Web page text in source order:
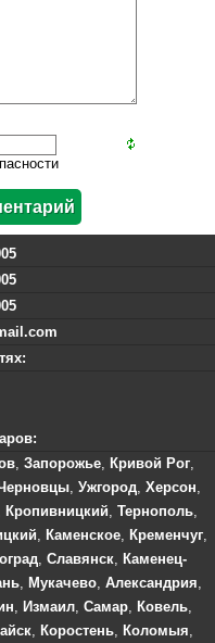
, Запорожье, Кривой Рог,
, Ужгород, Херсон,
Кропивницкий, Тернополь,
, Каменское, Кременчуг,
, Славянск, Каменец-
, Мукачево, Александрия,
, Измаил, Самар, Ковель,
, Коростень, Коломыя,